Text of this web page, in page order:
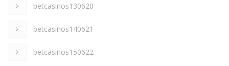
betcasinos130620
betcasinos140621
betcasinos150622